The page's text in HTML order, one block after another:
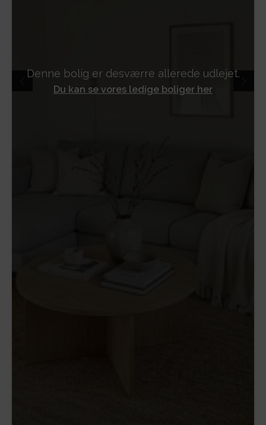
Denne bolig er desværre allerede udlejet.
Du kan se vores ledige boliger her